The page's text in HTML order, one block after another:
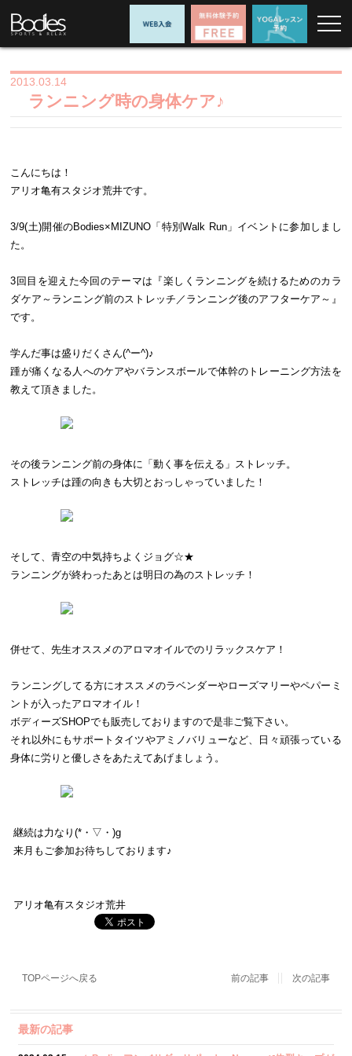
2013.03.14
ランニング時の身体ケア♪
こんにちは！
アリオ亀有スタジオ荒井です。
3/9(土)開催のBodies×MIZUNO 「特別Walk Run」イベントに参加しまし
た。
3 回目を迎えた今回のテーマは『楽しくランニングを続けるためのカラ
ダケア～ランニング前のストレッチ／ランニング後のアフターケア～』
です。
学んだ事は盛りだくさん(^ー^)♪
踵が痛くなる人へのケアやバランスボールで体幹のトレーニング方法を
教えて頂きました。
その後ランニング前の身体に「動く事を伝える」ストレッチ。
ストレッチは踵の向きも大切とおっしゃっていました！
そして、青空の中気持ちよくジョグ☆★
ランニングが終わったあとは明日の為のストレッチ！
併せて、先生オススメのアロマオイルでのリラックスケア！
ランニングしてる方にオススメのラベンダーやローズマリーやペパーミ
ントが入ったアロマオイル！
ボディーズSHOPでも販売しておりますので是非ご覧下さい。
それ以外にもサポートタイツやアミノバリューなど、日々頑張っている
身体に労りと優しさをあたえてあげましょう。
継続は力なり(*・▽・)g
来月もご参加お待ちしております♪
アリオ亀有スタジオ荒井
TOPページへ戻る 前の記事 次の記事
最新の記事